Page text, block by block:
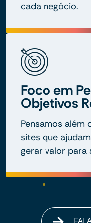
cada negócio.
Foco em
Objetivos
Pensamos além
sites que
gerar valor para